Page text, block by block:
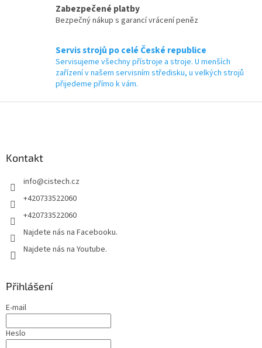
Zabezpečené platby
Bezpečný nákup s garancí vrácení peněz
Servis strojů po celé České republice
Servisujeme všechny přístroje a stroje. U menších
zařízení v našem servisním středisku, u velkých strojů
přijedeme přímo k vám.
Kontakt
info@cistech.cz
+420733522060
+420733522060
Najdete nás na Facebooku.
Najdete nás na Youtube.
Přihlášení
E-mail
Heslo